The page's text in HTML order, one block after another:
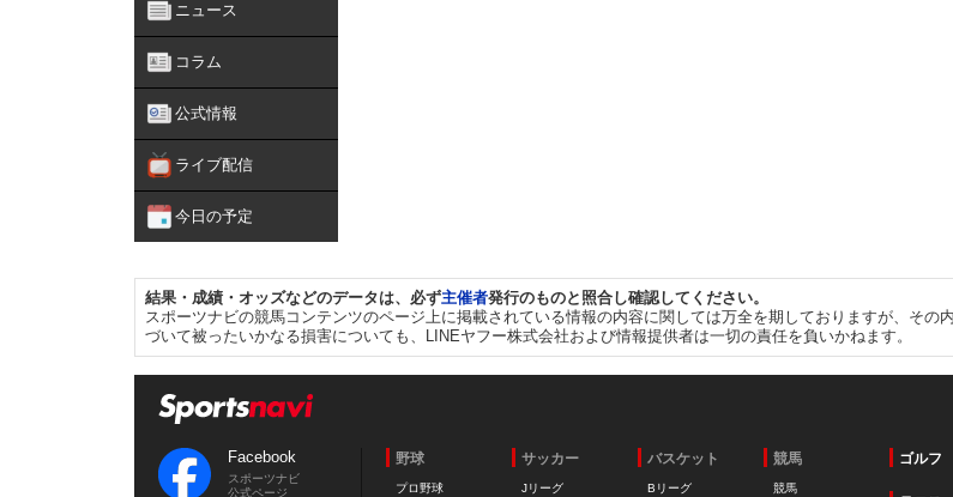
ニュース
コラム
公式情報
ライブ配信
今日の予定
結果・成績・オッズなどのデータは、必ず主催者発行のものと照合し確認してください。
スポーツナビの競馬コンテンツのページ上に掲載されている情報の内容に関しては万全を期しておりますが、そ
づいて被ったいかなる損害についても、LINEヤフー株式会社および情報提供者は一切の責任を負いかねます。
Facebook
スポーツナビ
公式ページ
野球
プロ野球
サッカー
Jリーグ
バスケット
Bリーグ
競馬
競馬
ゴルフ